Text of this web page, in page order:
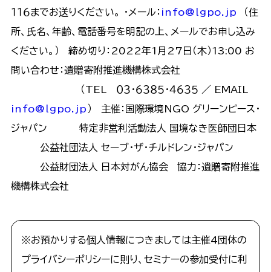
１１６までお送りください。 ・メール： info@lgpo.jp （住
所、氏名、年齢、電話番号を明記の上、メールでお申し込み
ください。） 締め切り：2022年1月27日（木）13:00 お
問い合わせ：遺贈寄附推進機構株式会社
（TEL ０３・６３８５・４６３５ ／ EMAIL
info@lgpo.jp ） 主催：国際環境NGO グリーンピース・
ジャパン
特定非営利活動法人 国境なき医師団日本
公益社団法人 セーブ・ザ・チルドレン・ジャパン
公益財団法人 日本対がん協会協力：遺贈寄附推進
機構株式会社
※お預かりする個人情報につきましては主催4団体の
プライバシーポリシーに則り、セミナーの参加受付に利